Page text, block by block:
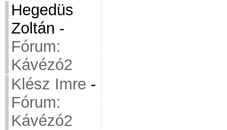
Hegedüs
Zoltán -
Fórum:
Kávézó2
Klész Imre -
Fórum:
Kávézó2